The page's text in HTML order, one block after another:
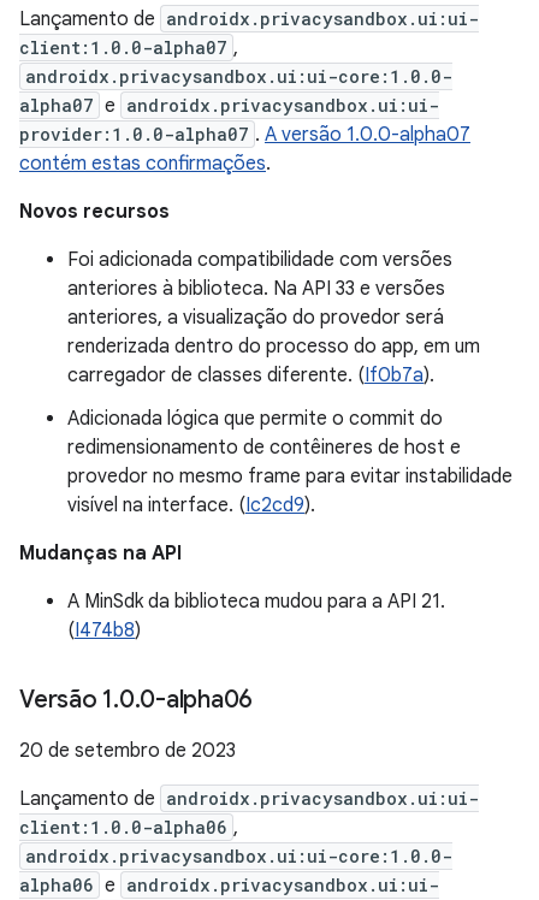
Lançamento de androidx.privacysandbox.ui:ui-
client:1.0.0-alpha07 ,
androidx.privacysandbox.ui:ui-core:1.0.0-
alpha07 e androidx.privacysandbox.ui:ui-
provider:1.0.0-alpha07 . A versão 1.0.0-alpha07
contém estas confirmações.
Novos recursos
Foi adicionada compatibilidade com versões
anteriores à biblioteca. Na API 33 e versões
anteriores, a visualização do provedor será
renderizada dentro do processo do app, em um
carregador de classes diferente. (If0b7a).
Adicionada lógica que permite o commit do
redimensionamento de contêineres de host e
provedor no mesmo frame para evitar instabilidade
visível na interface. (Ic2cd9).
Mudanças na API
A MinSdk da biblioteca mudou para a API 21.
(I474b8)
Versão 1.0.0-alpha06
20 de setembro de 2023
Lançamento de androidx.privacysandbox.ui:ui-
client:1.0.0-alpha06 ,
androidx.privacysandbox.ui:ui-core:1.0.0-
alpha06 e androidx.privacysandbox.ui:ui-